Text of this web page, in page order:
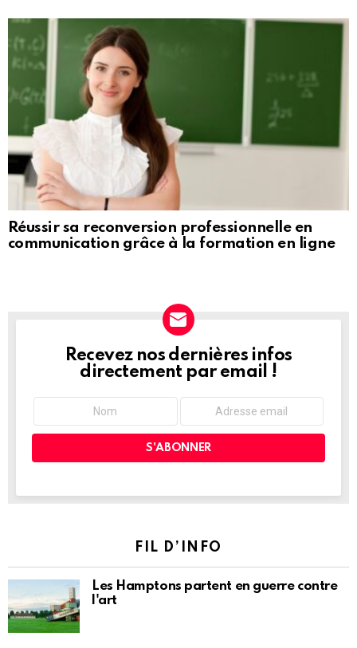
Réussir sa reconversion professionnelle en
communication grâce à la formation en ligne
NEWSLETTER
Recevez nos dernières infos
directement par email !
FIL D’INFO
Les Hamptons partent en guerre contre
l'art